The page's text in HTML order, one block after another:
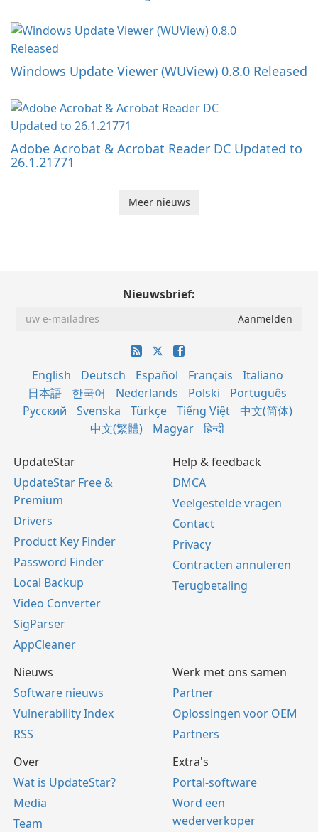
Windows Update Viewer (WUView) 0.8.0 Released
Adobe Acrobat & Acrobat Reader DC Updated to
26.1.21771
Meer nieuws
Nieuwsbrief:
English Deutsch Español Français
Italiano
日本語
한국어 Nederlands Polski
Português
Русский
Svenska Türkçe Tiếng Việt
中文(简体)
中文(繁體)
Magyar हिन्दी
UpdateStar
UpdateStar Free &
Premium
Drivers
Product Key Finder
Password Finder
Local Backup
Video Converter
SigParser
AppCleaner
Help & feedback
DMCA
Veelgestelde vragen
Contact
Privacy
Contracten annuleren
Terugbetaling
Nieuws
Software nieuws
Vulnerability Index
RSS
Werk met ons samen
Partner
Oplossingen voor OEM
Partners
Over
Wat is UpdateStar?
Media
Team
Extra's
Portal-software
Word een
wederverkoper